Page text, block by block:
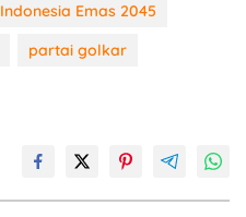
Indonesia Emas 2045
partai golkar